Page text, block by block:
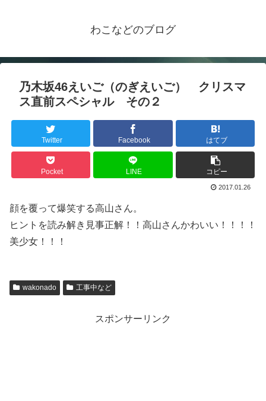
わこなどのブログ
乃木坂46えいご（のぎえいご） クリスマ
ス直前スペシャル その２
Twitter Facebook はてブ
Pocket LINE コピー
2017.01.26
顔を覆って爆笑する高山さん。
ヒントを読み解き見事正解！！高山さんかわいい！！！！
美少女！！！
wakonado 工事中など
スポンサーリンク